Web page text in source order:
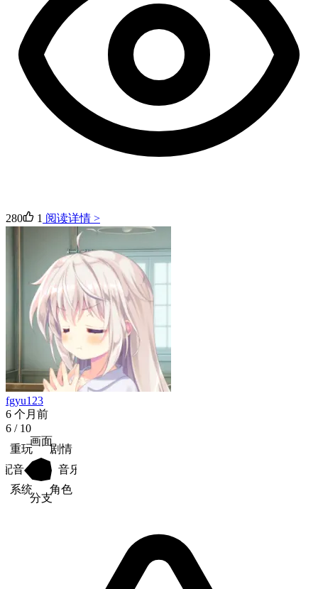
280 1 阅读详情 >
fgyu123
6 个月前
6 / 10
画面
剧情
音乐
角色
分支
系统
配音
重玩